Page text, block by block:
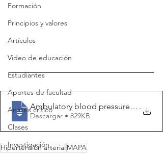
Formación
Principios y valores
Artículos
Video de educación
Estudiantes
Aportes de facultad
Análisis crítico
Clases
Investigación
Ambulatory blood pressure .
Descargar • 829KB
Hipertensión arterial MAPA